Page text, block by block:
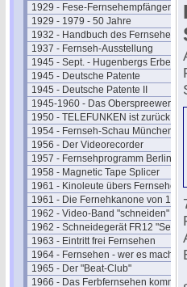
1929 - Fese-Fernsehempfänger
1929 - 1979 - 50 Jahre
1932 - Handbuch des Fernsehens
1937 - Fernseh-Ausstellung
1945 - Sept. - Hugenbergs Erbe
1945 - Deutsche Patente
1945 - Deutsche Patente II
1945-1960 - Das Oberspreewerk
1950 - TELEFUNKEN ist zurück
1954 - Fernseh-Schau München
1956 - Der Videorecorder
1957 - Fernsehprogramm Berlin
1958 - Magnetic Tape Splicer
1961 - Kinoleute übers Fernsehen
1961 - Die Fernehkanone von 1936
1962 - Video-Band "schneiden"
1962 - Schneidegerät FR12
1963 - Eintritt frei Fernsehen
1964 - Fernsehen - wer es macht
1965 - Der "Beat-Club"
1966 - Das Ferbfernsehen kommt